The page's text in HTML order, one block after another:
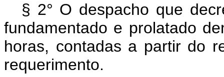
§ 2° O despacho que
fundamentado e prolatado
horas, contadas a partir do
requerimento.